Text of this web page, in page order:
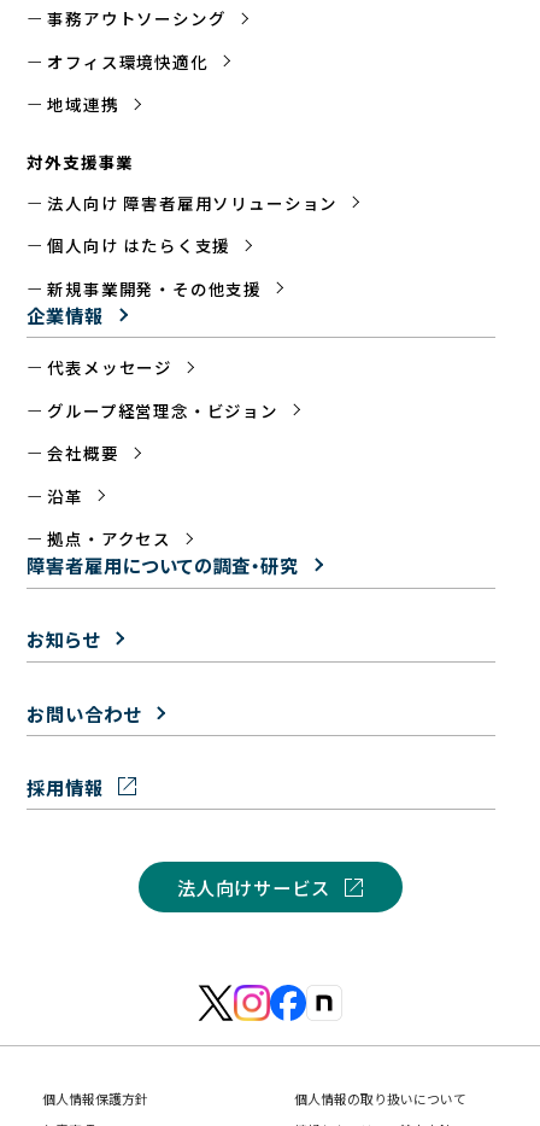
事務アウトソーシング
オフィス環境快適化
地域連携
対外支援事業
法人向け 障害者雇用ソリューション
個人向け はたらく支援
新規事業開発・その他支援
企業情報
代表メッセージ
グループ経営理念・ビジョン
会社概要
沿革
拠点・アクセス
障害者雇用についての調査・研究
お知らせ
お問い合わせ
採用情報
法人向けサービス
個人情報保護方針
個人情報の取り扱いについて